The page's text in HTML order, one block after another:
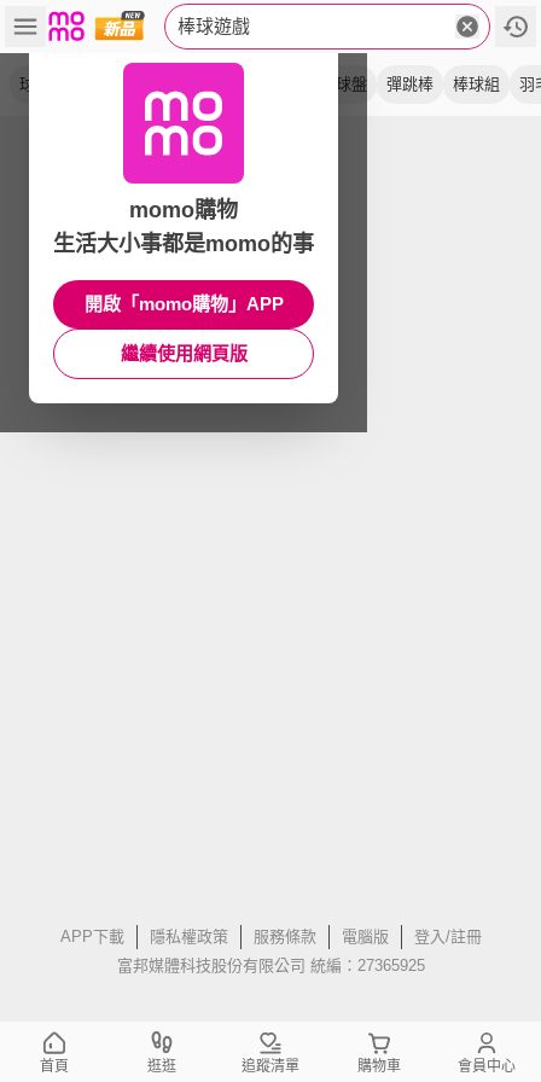
棒球遊戲
球棒 野球盤 彈跳棒 棒球組 羽
APP下載 隱私權政策 服務條款 電腦版
登入/註冊
富邦媒體科技股份有限公司 統編：27365925
momo購物
生活大小事都是momo的事
開啟「momo購物」APP
繼續使用網頁版
首頁 逛逛 追蹤清單 購物車 會員中心